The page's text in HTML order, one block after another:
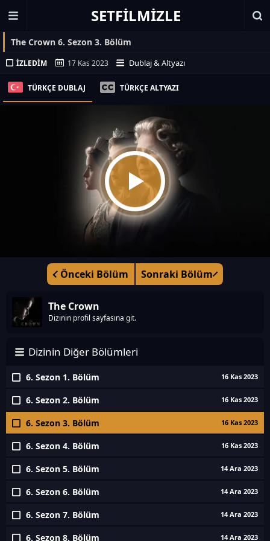
SETFILMIZLE
The Crown 6. Sezon 3. Bölüm
İZLEDIM 17 Kas 2023 Dublaj & Altyazı
TÜRKÇE DUBLAJ TÜRKÇE ALTYAZI
Önceki Bölüm Sonraki Bölüm
The Crown
Dizinin profil sayfasına git.
Dizinin Diğer Bölümleri
6. Sezon 1. Bölüm 16 Kas 2023
6. Sezon 2. Bölüm 16 Kas 2023
6. Sezon 3. Bölüm 16 Kas 2023
6. Sezon 4. Bölüm 16 Kas 2023
6. Sezon 5. Bölüm 14 Ara 2023
6. Sezon 6. Bölüm 14 Ara 2023
6. Sezon 7. Bölüm 14 Ara 2023
6. Sezon 8. Bölüm 14 Ara 2023